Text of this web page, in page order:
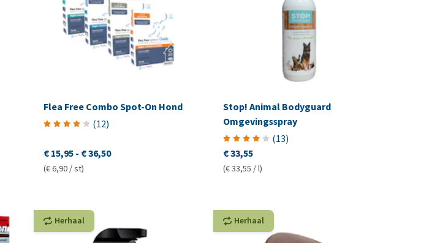
Flea Free Combo Spot-On Hond
(12)
€ 15,95 - € 36,50
(€ 6,90 / st)
Stop! Animal Bodyguard
Omgevingsspray
(13)
€ 33,55
(€ 33,55 / l)
Herhaal Herhaal